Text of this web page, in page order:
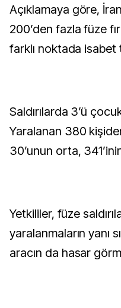
Açıklamaya göre,
200’den fazla füze
farklı noktada
Saldırılarda 3’ü
Yaralanan 380
30’unun orta,
Yetkililer, füze
yaralanmaların yanı
aracın da hasar